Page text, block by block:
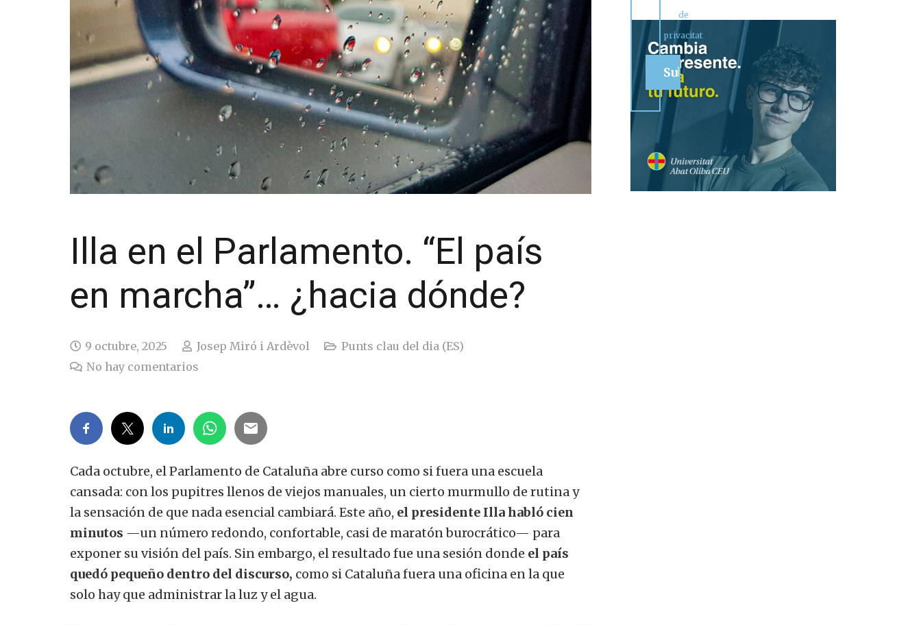
Illa en el Parlamento. “El país
en marcha”… ¿hacia dónde?
9 octubre, 2025 Josep Miró i Ardèvol
Punts clau del dia (ES)
No hay comentarios
Cada octubre, el Parlamento de Cataluña abre curso como si fuera una escuela
cansada: con los pupitres llenos de viejos manuales, un cierto murmullo de rutina y
la sensación de que nada esencial cambiará. Este año, el presidente Illa habló cien
minutos —un número redondo, confortable, casi de maratón burocrático— para
exponer su visión del país. Sin embargo, el resultado fue una sesión donde el país
quedó pequeño dentro del discurso, como si Cataluña fuera una oficina en la que
solo hay que administrar la luz y el agua.
de
privacitat